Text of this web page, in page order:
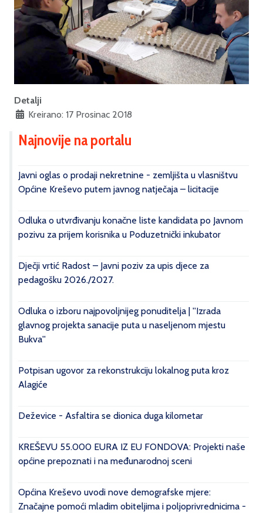
Detalji
Kreirano: 17 Prosinac 2018
Najnovije na portalu
Javni oglas o prodaji nekretnine - zemljišta u vlasništvu
Općine Kreševo putem javnog natječaja – licitacije
Odluka o utvrđivanju konačne liste kandidata po Javnom
pozivu za prijem korisnika u Poduzetnički inkubator
Dječji vrtić Radost – Javni poziv za upis djece za
pedagošku 2026./2027.
Odluka o izboru najpovoljnijeg ponuditelja | ''Izrada
glavnog projekta sanacije puta u naseljenom mjestu
Bukva''
Potpisan ugovor za rekonstrukciju lokalnog puta kroz
Alagiće
Deževice - Asfaltira se dionica duga kilometar
KREŠEVU 55.000 EURA IZ EU FONDOVA: Projekti naše
općine prepoznati i na međunarodnoj sceni
Općina Kreševo uvodi nove demografske mjere:
Značajne pomoći mladim obiteljima i poljoprivrednicima -